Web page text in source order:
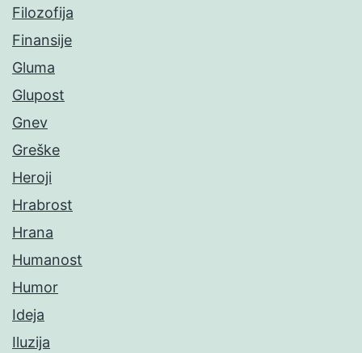
Filozofija
Finansije
Gluma
Glupost
Gnev
Greške
Heroji
Hrabrost
Hrana
Humanost
Humor
Ideja
Iluzija